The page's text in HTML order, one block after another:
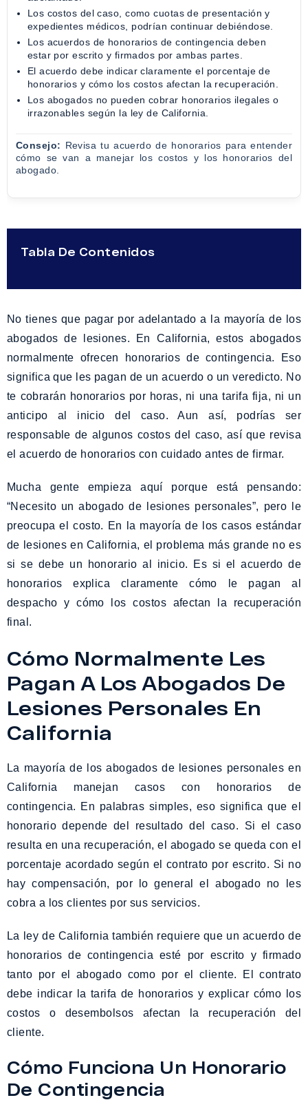
Los costos del caso, como cuotas de presentación y
expedientes médicos, podrían continuar debiéndose.
Los acuerdos de honorarios de contingencia deben
estar por escrito y firmados por ambas partes.
El acuerdo debe indicar claramente el porcentaje de
honorarios y cómo los costos afectan la recuperación.
Los abogados no pueden cobrar honorarios ilegales o
irrazonables según la ley de California.
Consejo:
Revisa tu acuerdo de honorarios para entender
cómo se van a manejar los costos y los honorarios del
abogado.
Tabla De Contenidos
No tienes que pagar por adelantado a la mayoría de los
abogados de lesiones. En California, estos abogados
normalmente ofrecen honorarios de contingencia. Eso
significa que les pagan de un acuerdo o un veredicto. No
te cobrarán honorarios por horas, ni una tarifa fija, ni un
anticipo al inicio del caso. Aun así, podrías ser
responsable de algunos costos del caso, así que revisa
el acuerdo de honorarios con cuidado antes de firmar.
Mucha gente empieza aquí porque está pensando:
“Necesito un abogado de lesiones personales”, pero le
preocupa el costo. En la mayoría de los casos estándar
de lesiones en California, el problema más grande no es
si se debe un honorario al inicio. Es si el acuerdo de
honorarios explica claramente cómo le pagan al
despacho y cómo los costos afectan la recuperación
final.
Cómo Normalmente Les
Pagan A Los Abogados De
Lesiones Personales En
California
La mayoría de los abogados de lesiones personales en
California manejan casos con honorarios de
contingencia. En palabras simples, eso significa que el
honorario depende del resultado del caso. Si el caso
resulta en una recuperación, el abogado se queda con el
porcentaje acordado según el contrato por escrito. Si no
hay compensación, por lo general el abogado no les
cobra a los clientes por sus servicios.
La ley de California también requiere que un acuerdo de
honorarios de contingencia esté por escrito y firmado
tanto por el abogado como por el cliente. El contrato
debe indicar la tarifa de honorarios y explicar cómo los
costos o desembolsos afectan la recuperación del
cliente.
Cómo Funciona Un Honorario
De Contingencia